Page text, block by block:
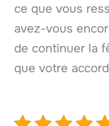
ce que vous
avez-vous
de continuer la
que votre